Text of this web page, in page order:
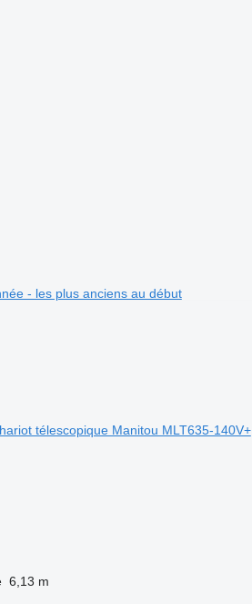
- les plus anciens au début
télescopique Manitou MLT635-140V+
6,13 m